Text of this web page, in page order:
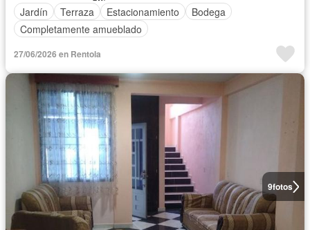
Jardín
Terraza Estacionamiento
Bodega
Completamente amueblado
27/06/2026 en Rentola
9fotos